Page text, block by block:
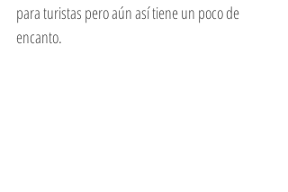
para turistas pero aún así tiene un poco de
encanto.